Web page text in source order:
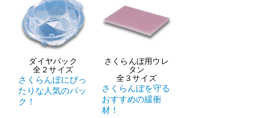
ダイヤパック
全２サイズ
さくらんぼにぴっ
たりな人気のパッ
ク！
さくらんぼ用ウレ
タン
全３サイズ
さくらんぼを守る
おすすめの緩衝
材！